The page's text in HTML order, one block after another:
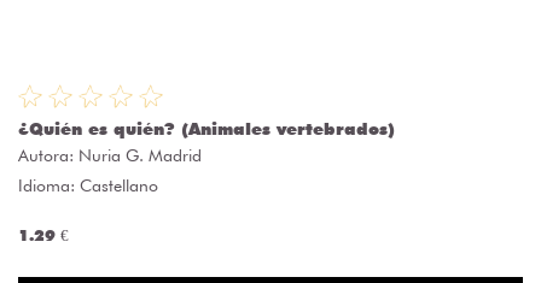
¿Quién es quién? (Animales vertebrados)
Autora: Nuria G. Madrid
Idioma: Castellano
1.29 €